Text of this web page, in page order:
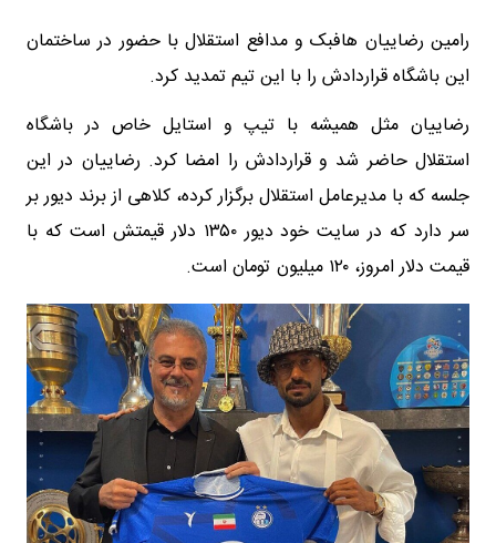
رامین رضاییان هافبک و مدافع استقلال با حضور در ساختمان
این باشگاه قراردادش را با این تیم تمدید کرد.
رضاییان مثل همیشه با تیپ و استایل خاص در باشگاه
استقلال حاضر شد و قراردادش را امضا کرد. رضاییان در این
جلسه که با مدیرعامل استقلال برگزار کرده، کلاهی از برند دیور بر
سر دارد که در سایت خود دیور ۱۳۵۰ دلار قیمتش است که با
قیمت دلار امروز، ۱۲۰ میلیون تومان است.